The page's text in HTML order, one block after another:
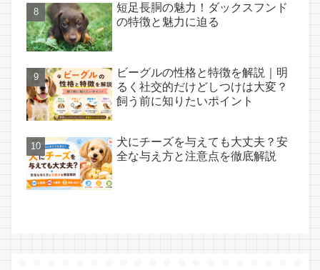
短足長胴の魅力！ダックスフンド
の特徴と魅力に迫る
ビーグルの性格と特徴を解説｜明
るく社交的だけどしつけは大変？
飼う前に知りたいポイント
犬にチーズを与えても大丈夫？安
全な与え方と注意点を徹底解説